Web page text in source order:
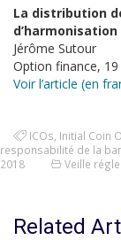
La distribution
Jérôme Sutour
Option finance,
Voir l’article (en
ICOs Initial Coin
responsabilité de la
2018
Veille
Related